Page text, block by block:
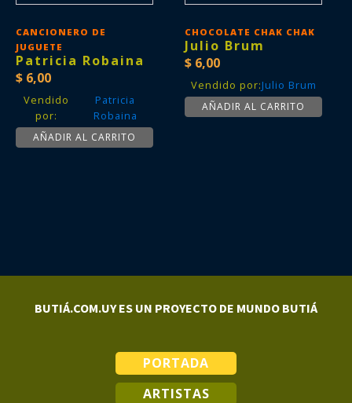
CANCIONERO DE
JUGUETE
Patricia Robaina
$ 6,00
Vendido
por:
Patricia
Robaina
AÑADIR AL CARRITO
CHOCOLATE CHAK CHAK
Julio Brum
$ 6,00
Vendido por:Julio Brum
AÑADIR AL CARRITO
BUTIÁ.COM.UY ES UN PROYECTO DE MUNDO BUTIÁ
PORTADA
ARTISTAS